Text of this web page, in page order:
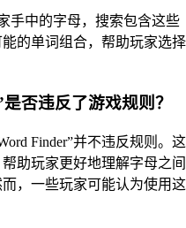
手中的字母，搜索包含这些
的单词组合，帮助玩家选择
否违反了游戏规则？
Finder”并不违反规则。这
助玩家更好地理解字母之间
，一些玩家可能认为使用这